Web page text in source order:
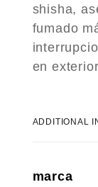
shisha,
fumado
en
ADDITIONAL
marca